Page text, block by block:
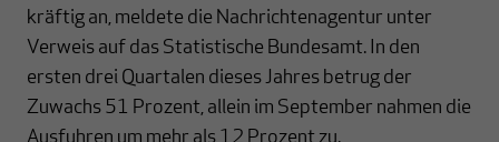
kräftig an, meldete die Nachrichtenagentur unter
Verweis auf das Statistische Bundesamt. In den
ersten drei Quartalen dieses Jahres betrug der
Zuwachs 51 Prozent, allein im September nahmen die
Ausfuhren um mehr als 12 Prozent zu.